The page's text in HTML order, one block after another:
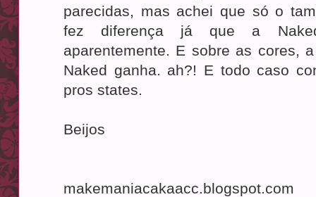
parecidas, mas achei que só o
fez diferença já que a
aparentemente. E sobre as cores,
Naked ganha. ah?! E todo caso
pros states.
Beijos
makemaniacakaacc.blogspot.com